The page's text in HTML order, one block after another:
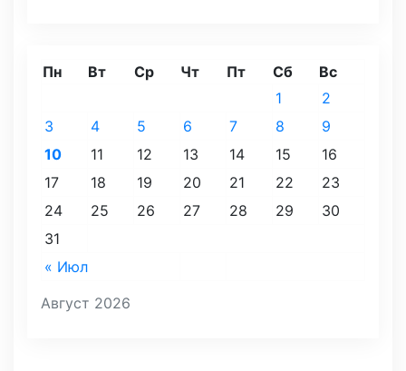
Август 2026
Пн Вт Ср Чт Пт Сб Вс
« Июл
1
2
3
4 5 6 7 8
9
10
11 12 13 14 15
16
17
18 19 20 21 22
23
24
25 26 27 28 29
30
31